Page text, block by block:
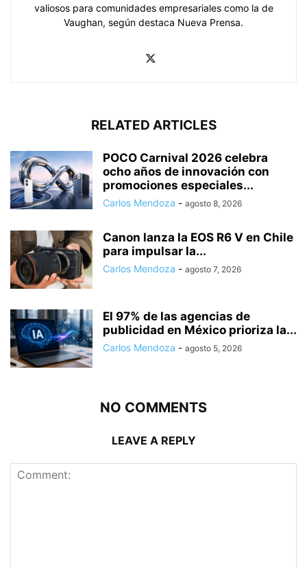
valiosos para comunidades empresariales como la de
Vaughan, según destaca Nueva Prensa.
RELATED ARTICLES
POCO Carnival 2026 celebra
ocho años de innovación con
promociones especiales...
Carlos Mendoza - agosto 8, 2026
Canon lanza la EOS R6 V en Chile
para impulsar la...
Carlos Mendoza - agosto 7, 2026
El 97% de las agencias de
publicidad en México prioriza la...
Carlos Mendoza - agosto 5, 2026
NO COMMENTS
LEAVE A REPLY